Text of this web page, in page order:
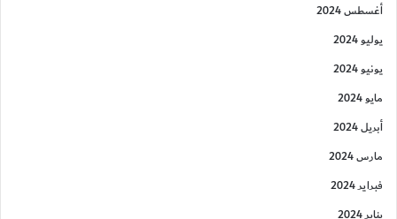
أغسطس 2024
يوليو 2024
يونيو 2024
مايو 2024
أبريل 2024
مارس 2024
فبراير 2024
يناير 2024